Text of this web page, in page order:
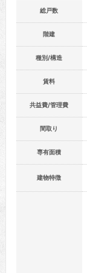
総戸数
階建
種別/構造
賃料
共益費/管理費
間取り
専有面積
建物特徴